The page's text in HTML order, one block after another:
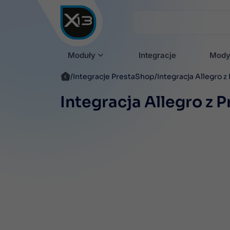
Moduły Integracje
Integracje PrestaShop Integracja Allegro z
Integracja Allegro z